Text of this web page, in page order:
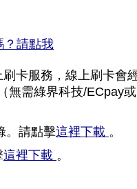
？請點我
卡服務，線上刷卡會
無需綠界科技/ECpay或
。請點擊這裡下載 。
這裡下載 。